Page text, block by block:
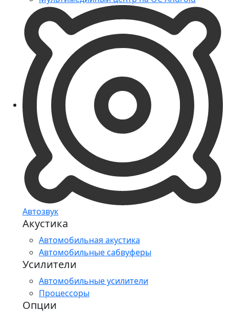
Автозвук
Акустика
Автомобильная акустика
Автомобильные сабвуферы
Усилители
Автомобильные усилители
Процессоры
Опции